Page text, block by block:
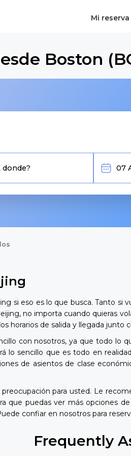
Mi reserva
Boston
si eso es lo que busca. Tanto
no importa cuando quieras
horarios de salida y llegada
con nosotros, ya que todo
lo sencillo que es todo en
de asientos de clase
para usted. Le
que puedas ver más opciones
confiar en nosotros para
Frequently